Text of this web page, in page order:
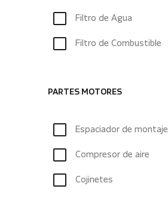
Filtro de Agua
Filtro de Combustible
PARTES MOTORES
Espaciador de montaje
Compresor de aire
Cojinetes